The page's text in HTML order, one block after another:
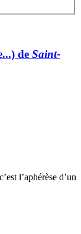
de Saint-
l’aphérèse d’un